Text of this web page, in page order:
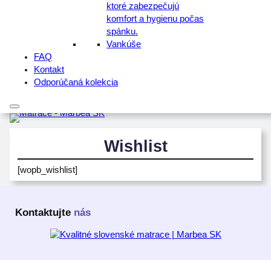
ktoré zabezpečujú
komfort a hygienu počas
spánku.
Vankúše
FAQ
Kontakt
Odporúčaná kolekcia
Wishlist
[wopb_wishlist]
Kontaktujte nás